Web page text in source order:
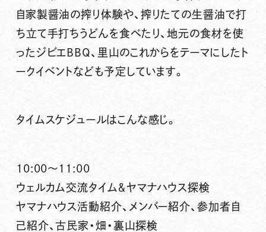
自家製醤油の搾り体験や、搾りたての生醤油で打
ち立て手打ちうどんを食べたり、地元の食材を使
ったジビエBBQ、里山のこれからをテーマにしたト
ークイベントなども予定しています。
タイムスケジュールはこんな感じ。
10:00～11:00
ウェルカム交流タイム＆ヤマナハウス探検
ヤマナハウス活動紹介、メンバー紹介、参加者自
己紹介、古民家・畑・裏山探検